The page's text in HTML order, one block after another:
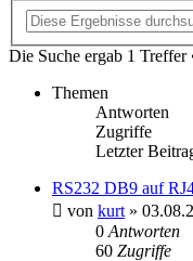
Die Suche ergab 1 Treffer
Themen
Antworten
Zugriffe
Letzter
RS232 DB9 auf
von kurt »
0 Antworten
60 Zugriffe